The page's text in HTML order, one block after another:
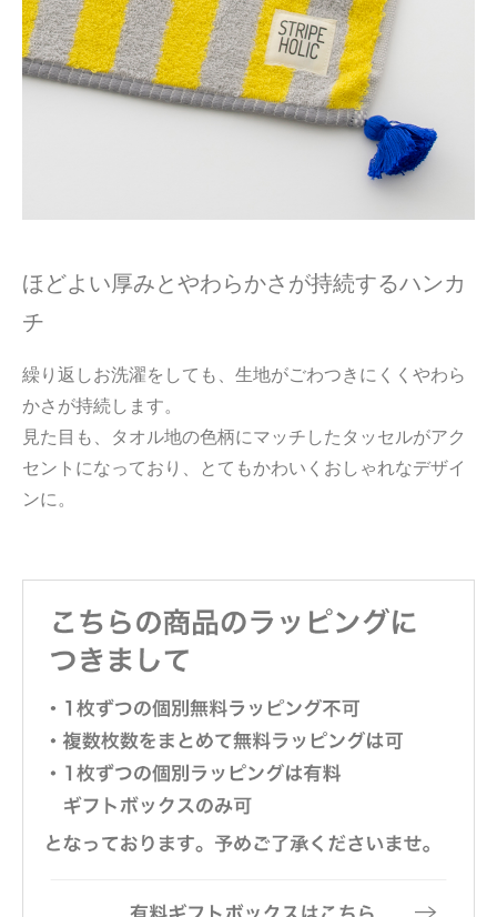
ほどよい厚みとやわらかさが持続するハンカ
チ
繰り返しお洗濯をしても、生地がごわつきにくくやわら
かさが持続します。
見た目も、タオル地の色柄にマッチしたタッセルがアク
セントになっており、とてもかわいくおしゃれなデザイ
ンに。